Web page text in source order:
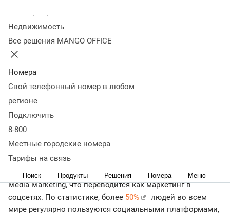
Недвижимость
Все решения MANGO OFFICE
Номера
Свой телефонный номер в любом
регионе
Подключить
8-800
Местные городские номера
Тарифы на связь
Поиск Продукты Решения Номера Меню
SMM
SMM — современный инструмент продвижения
продуктов и брендов на социальных платформах. Его
используют для повышения лояльности потенциальных
клиентов к компании, работы над репутацией и
методы, как его внедрить и оценить эффективность.
Что такое SMM
Аббревиатура образована от английского термина Social
Media Marketing, что переводится как маркетинг в
соцсетях. По статистике, более 50%
людей во всем
мире регулярно пользуются социальными платформами,